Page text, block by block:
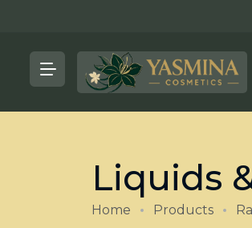
Liquids
Home Products